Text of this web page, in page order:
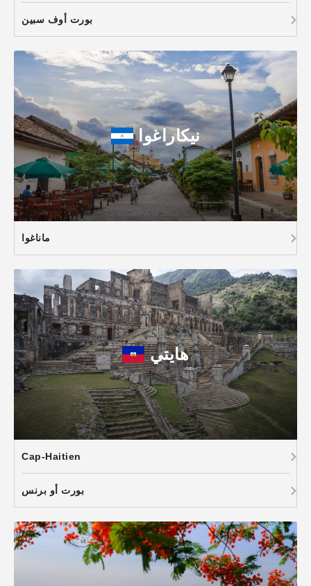
بورت أوف سبين
نيكاراغوا
ماناغوا
هايتي
Cap-Haitien
بورت أو برنس